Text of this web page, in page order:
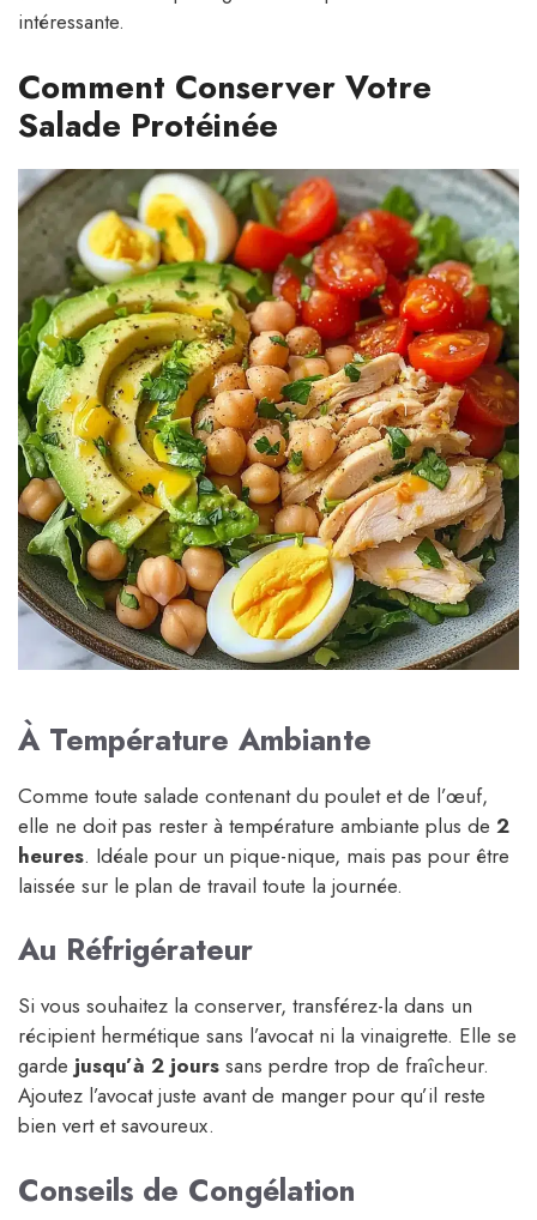
intéressante.
Comment Conserver Votre
Salade Protéinée
À Température Ambiante
Comme toute salade contenant du poulet et de l’œuf,
elle ne doit pas rester à température ambiante plus de 2
heures. Idéale pour un pique-nique, mais pas pour être
laissée sur le plan de travail toute la journée.
Au Réfrigérateur
Si vous souhaitez la conserver, transférez-la dans un
récipient hermétique sans l’avocat ni la vinaigrette. Elle se
garde jusqu’à 2 jours sans perdre trop de fraîcheur.
Ajoutez l’avocat juste avant de manger pour qu’il reste
bien vert et savoureux.
Conseils de Congélation